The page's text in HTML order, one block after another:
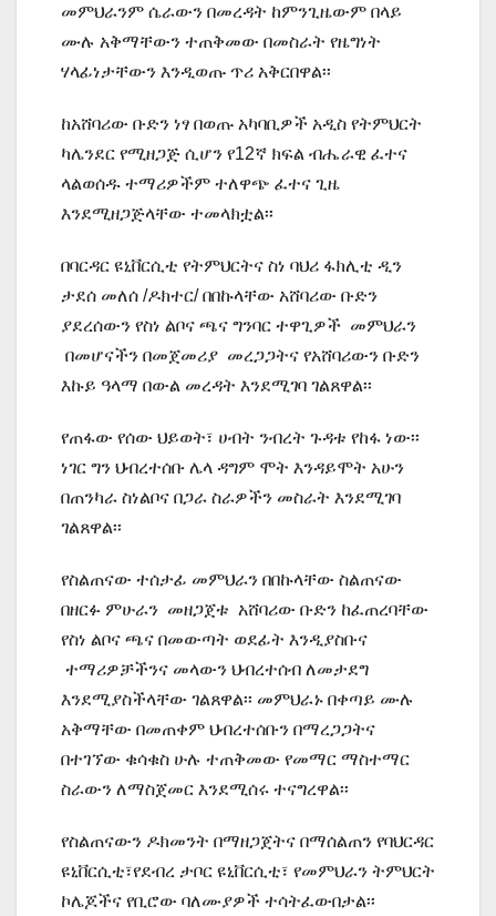
መምህራንም ሴራውን በመረዳት ከምንጊዜውም በላይ
ሙሉ አቅማቸውን ተጠቅመው በመስራት የዜግነት
ሃላፊነታቸውን እንዲወጡ ጥሪ አቅርበዋል፡፡
ከአሸባሪው ቡድን ነፃ በወጡ አካባቢዎች አዲስ የትምህርት
ካሌንደር የሚዘጋጅ ሲሆን የ12ኛ ክፍል ብሔራዊ ፈተና
ላልወሰዱ ተማሪዎችም ተለዋጭ ፈተና ጊዜ
እንደሚዘጋጅላቸው ተመላክቷል፡፡
በባርዳር ዩኒቨርሲቲ የትምህርትና ስነ ባህሪ ፋክሊቲ ዲን
ታደሰ መለሰ /ዶክተር/ በበኩላቸው አሸባሪው ቡድን
ያደረሰውን የስነ ልቦና ጫና ግንባር ተዋጊዎች መምህራን
በመሆናችን በመጀመሪያ መረጋጋትና የአሸባሪውን ቡድን
እኩይ ዓላማ በውል መረዳት እንደሚገባ ገልጸዋል፡፡
የጠፋው የሰው ህይወት፣ ሀብት ንብረት ጉዳቱ የከፋ ነው፡፡
ነገር ግን ህብረተሰቡ ሌላ ዳግም ሞት እንዳይሞት አሁን
በጠንካራ ስነልቦና በጋራ ስራዎችን መስራት እንደሚገባ
ገልጸዋል፡፡
የስልጠናው ተሰታፊ መምህራን በበኩላቸው ስልጠናው
በዘርፉ ምሁራን መዘጋጀቱ አሸባሪው ቡድን ከፈጠረባቸው
የስነ ልቦና ጫና በመውጣት ወደፊት እንዲያስቡና
ተማሪዎቻችንና መላውን ህብረተሰብ ለመታደግ
እንደሚያስችላቸው ገልጸዋል፡፡ መምህራኑ በቀጣይ ሙሉ
አቅማቸው በመጠቀም ህብረተሰቡን በማረጋጋትና
በተገኘው ቁሳቁስ ሁሉ ተጠቅመው የመማር ማስተማር
ስራውን ለማስጀመር እንደሚሰሩ ተናግረዋል፡፡
የስልጠናውን ዶክመንት በማዘጋጀትና በማሰልጠን የባህርዳር
ዩኒቨርሲቲ፣የደብረ ታቦር ዩኒቨርሲቲ፣ የመምህራን ትምህርት
ኮሌጆችና የቢሮው ባለሙያዎች ተሳትፈውበታል፡፡